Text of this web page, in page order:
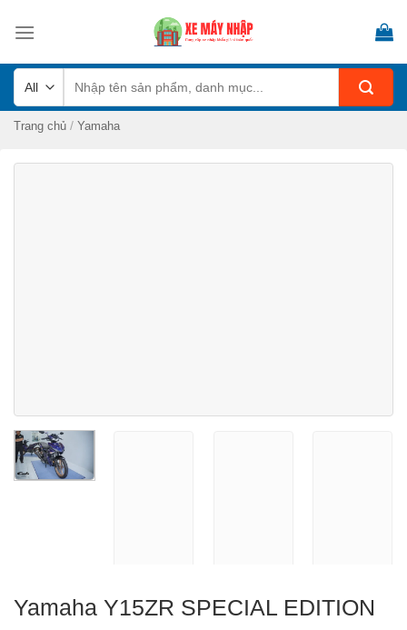
kiếm:
Trang chủ / Yamaha
Yamaha Y15ZR SPECIAL EDITION